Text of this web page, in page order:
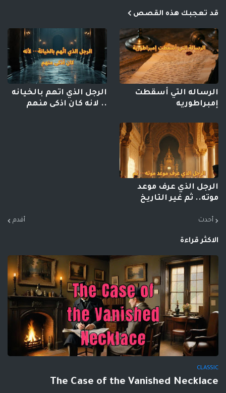
قد تعجبك هذه القصص
الرساله التي أسقطت
إمبراطوريه
الرجل الذي اتهم بالخيانه
.. لانه كان اذكى منهم
الرجل الذي عرف موعد
موته.. ثم غير التاريخ
أحدث أقدم
الاكثر قراءة
CLASSIC
The Case of the Vanished Necklace